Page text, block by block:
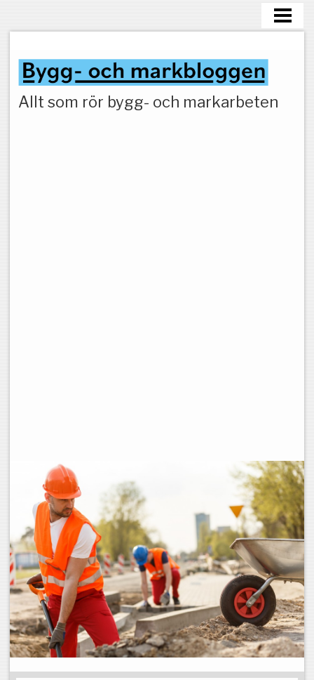
Allt som rör bygg- och markarbeten